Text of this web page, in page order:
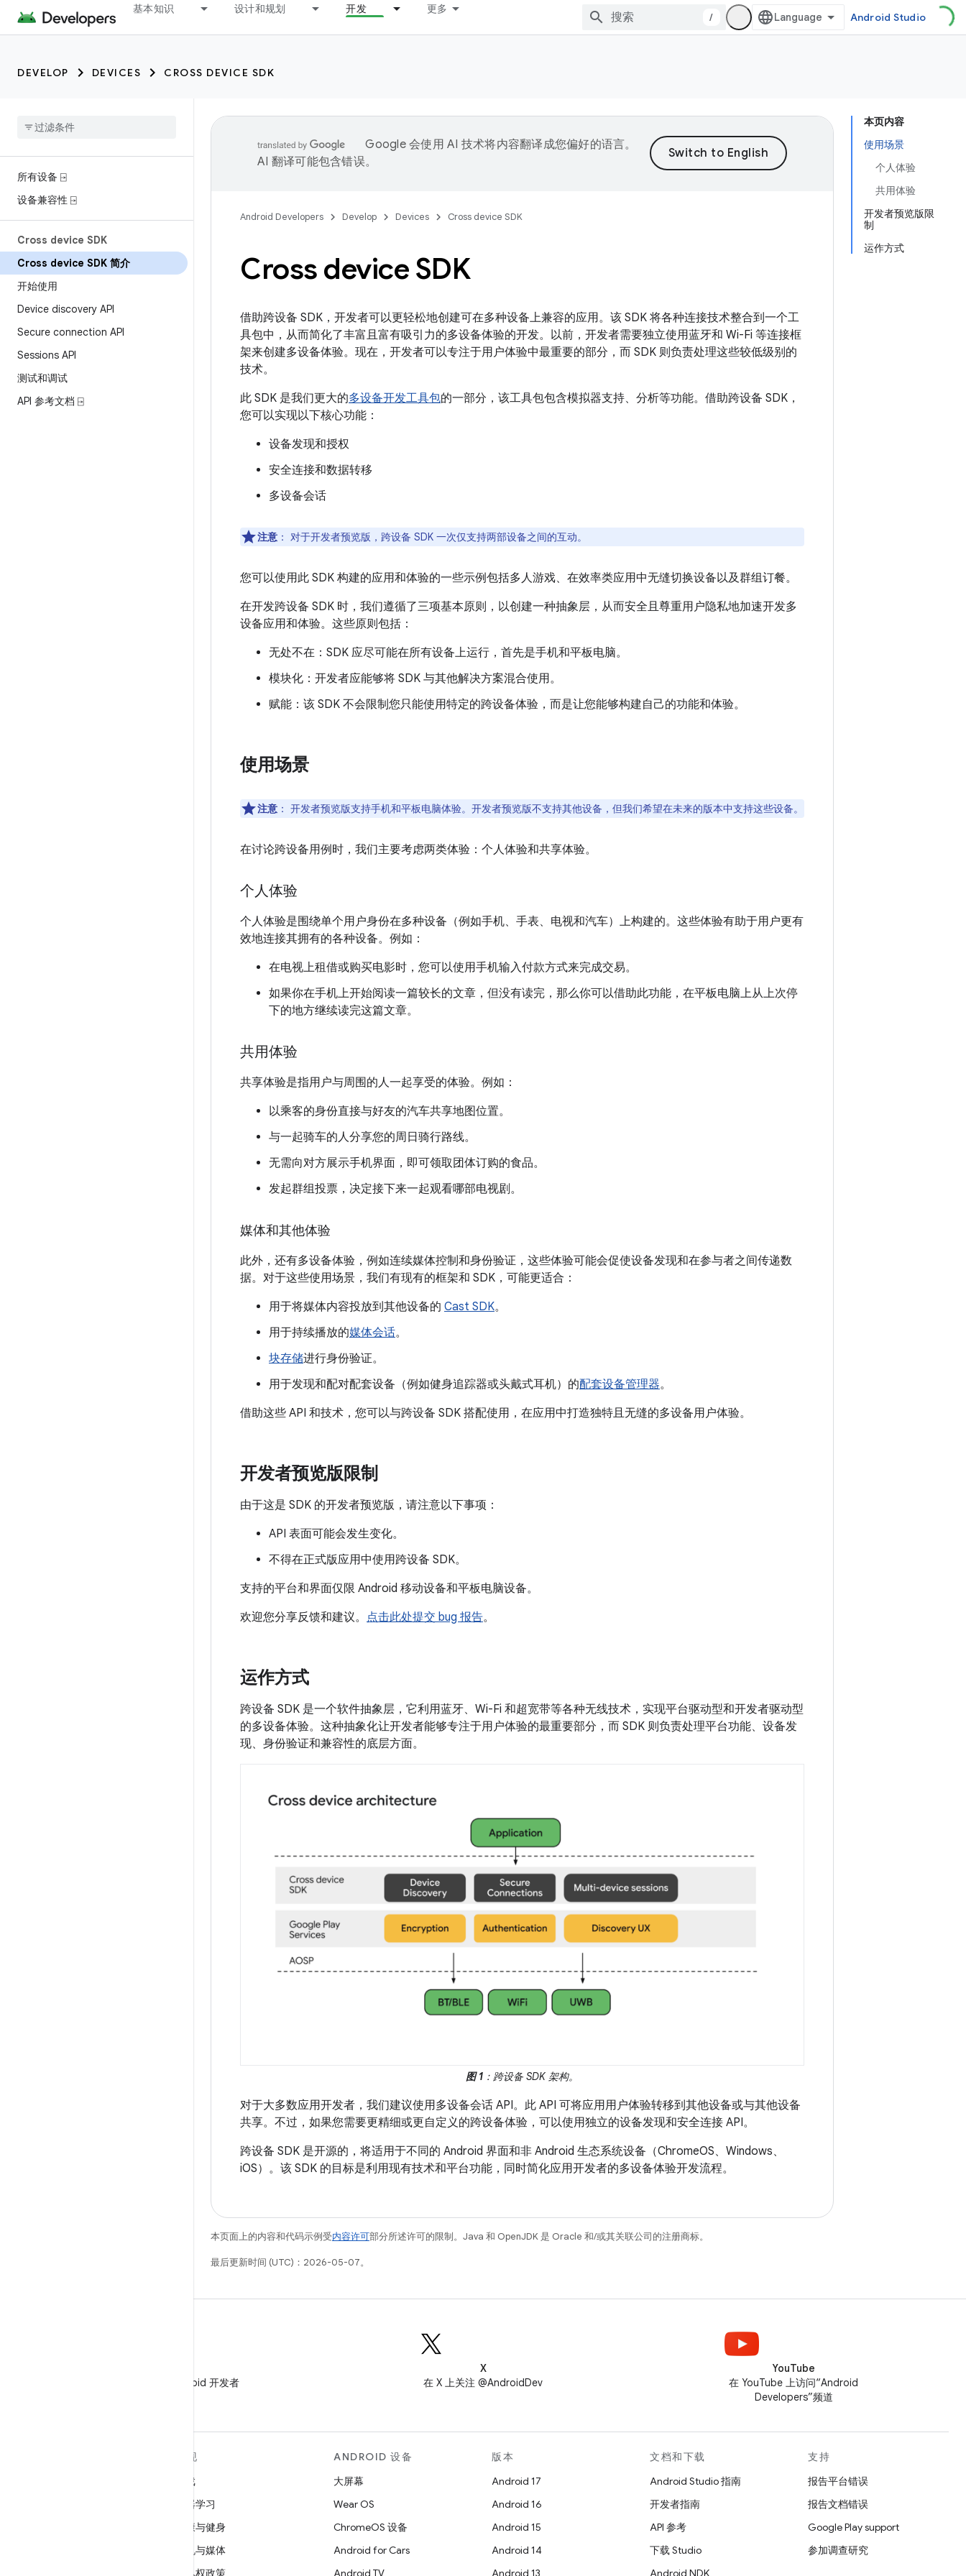
基本知识 设计和规划 开发 更多
/ Android Studio
DEVELOP DEVICES CROSS DEVICE SDK
所有设备 ⍈
设备兼容性 ⍈
Cross device SDK
Cross device SDK 简介
开始使用
Device discovery API
Secure connection API
Sessions API
测试和调试
API 参考文档 ⍈
本页内容
使用场景
个人体验
共用体验
开发者预览版限
制
运作方式
Google 会使用 AI 技术将内容翻译成您偏好的语言。
AI 翻译可能包含错误。
Android Developers Develop Devices Cross device SDK
Cross device SDK
借助跨设备 SDK，开发者可以更轻松地创建可在多种设备上兼容的应用。该 SDK 将各种连接技术整合到一个工
具包中，从而简化了丰富且富有吸引力的多设备体验的开发。以前，开发者需要独立使用蓝牙和 Wi-Fi 等连接框
架来创建多设备体验。现在，开发者可以专注于用户体验中最重要的部分，而 SDK 则负责处理这些较低级别的
技术。
此 SDK 是我们更大的多设备开发工具包的一部分，该工具包包含模拟器支持、分析等功能。借助跨设备 SDK，
您可以实现以下核心功能：
设备发现和授权
安全连接和数据转移
多设备会话
注意 ： 对于开发者预览版，跨设备 SDK 一次仅支持两部设备之间的互动。
您可以使用此 SDK 构建的应用和体验的一些示例包括多人游戏、在效率类应用中无缝切换设备以及群组订餐。
在开发跨设备 SDK 时，我们遵循了三项基本原则，以创建一种抽象层，从而安全且尊重用户隐私地加速开发多
设备应用和体验。这些原则包括：
无处不在：SDK 应尽可能在所有设备上运行，首先是手机和平板电脑。
模块化：开发者应能够将 SDK 与其他解决方案混合使用。
赋能：该 SDK 不会限制您只能使用特定的跨设备体验，而是让您能够构建自己的功能和体验。
使用场景
注意 ： 开发者预览版支持手机和平板电脑体验。开发者预览版不支持其他设备，但我们希望在未来的版本中支持这些设备。
在讨论跨设备用例时，我们主要考虑两类体验：个人体验和共享体验。
个人体验
个人体验是围绕单个用户身份在多种设备（例如手机、手表、电视和汽车）上构建的。这些体验有助于用户更有
效地连接其拥有的各种设备。例如：
在电视上租借或购买电影时，您可以使用手机输入付款方式来完成交易。
如果你在手机上开始阅读一篇较长的文章，但没有读完，那么你可以借助此功能，在平板电脑上从上次停
下的地方继续读完这篇文章。
共用体验
共享体验是指用户与周围的人一起享受的体验。例如：
以乘客的身份直接与好友的汽车共享地图位置。
与一起骑车的人分享您的周日骑行路线。
无需向对方展示手机界面，即可领取团体订购的食品。
发起群组投票，决定接下来一起观看哪部电视剧。
媒体和其他体验
此外，还有多设备体验，例如连续媒体控制和身份验证，这些体验可能会促使设备发现和在参与者之间传递数
据。对于这些使用场景，我们有现有的框架和 SDK，可能更适合：
用于将媒体内容投放到其他设备的 Cast SDK。
用于持续播放的媒体会话。
块存储进行身份验证。
用于发现和配对配套设备（例如健身追踪器或头戴式耳机）的配套设备管理器。
借助这些 API 和技术，您可以与跨设备 SDK 搭配使用，在应用中打造独特且无缝的多设备用户体验。
开发者预览版限制
由于这是 SDK 的开发者预览版，请注意以下事项：
API 表面可能会发生变化。
不得在正式版应用中使用跨设备 SDK。
支持的平台和界面仅限 Android 移动设备和平板电脑设备。
欢迎您分享反馈和建议。 点击此处提交 bug 报告。
运作方式
跨设备 SDK 是一个软件抽象层，它利用蓝牙、Wi-Fi 和超宽带等各种无线技术，实现平台驱动型和开发者驱动型
的多设备体验。这种抽象化让开发者能够专注于用户体验的最重要部分，而 SDK 则负责处理平台功能、设备发
现、身份验证和兼容性的底层方面。
图 1 ：跨设备 SDK 架构。
对于大多数应用开发者，我们建议使用多设备会话 API。此 API 可将应用用户体验转移到其他设备或与其他设备
共享。不过，如果您需要更精细或更自定义的跨设备体验，可以使用独立的设备发现和安全连接 API。
跨设备 SDK 是开源的，将适用于不同的 Android 界面和非 Android 生态系统设备（ChromeOS、Windows、
iOS）。该 SDK 的目标是利用现有技术和平台功能，同时简化应用开发者的多设备体验开发流程。
本页面上的内容和代码示例受内容许可部分所述许可的限制。Java 和 OpenJDK 是 Oracle 和/或其关联公司的注册商标。
最后更新时间 (UTC)：2026-05-07。
在微信中关注 Android 开发者
X
在 X 上关注 @AndroidDev
YouTube
在 YouTube 上访问“Android
Developers”频道
发现
游戏
机器学习
健康与健身
相机与媒体
隐私权政策
ANDROID 设备
大屏幕
Wear OS
ChromeOS 设备
Android for Cars
Android TV
版本
Android 17
Android 16
Android 15
Android 14
Android 13
文档和下载
Android Studio 指南
开发者指南
API 参考
下载 Studio
Android NDK
支持
报告平台错误
报告文档错误
Google Play support
参加调查研究